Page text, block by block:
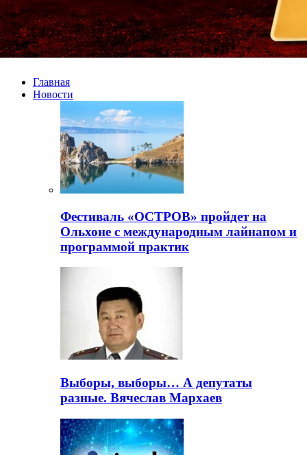
Главная
Новости
Фестиваль «ОСТРОВ» пройдет на
Ольхоне с международным лайнапом и
программой практик
Выборы, выборы… А депутаты
разные. Вячеслав Мархаев